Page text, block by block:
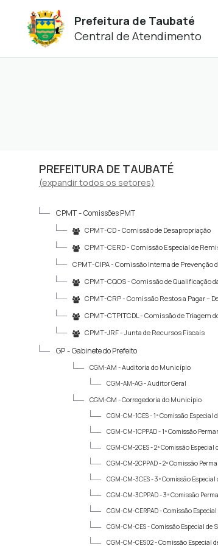
Prefeitura de Taubaté
Central de Atendimento
PREFEITURA DE TAUBATÉ
(expandirtodos os setores)
CPMT -Comissões PMT
CPMT-CD - Comissão de Desapropriação
CPMT-CERD - Comissão Especial de
CPMT-CIPA - Comissão Interna de Prevenção
CPMT-CQOS - Comissão de Qualificação
CPMT-CRP - Comissão Restos a Pagar –
CPMT-CTPITCDL - Comissão de Triagem
CPMT-JRF - Junta de Recursos Fiscais
GP -Gabinete do Prefeito
CGM-AM -Auditoria do Município
CGM-AM-AG -Auditor Geral
CGM-CM -Corregedoria do Município
CGM-CM-1CES -1ª Comissão Especial
CGM-CM-1CPPAD -1ª Comissão
CGM-CM-2CES -2ª Comissão Especial
CGM-CM-2CPPAD -2ª Comissão
CGM-CM-3CES -3ª Comissão
CGM-CM-3CPPAD -3ª Comissão
CGM-CM-CERPAD -Comissão
CGM-CM-CES -Comissão Especial de
CGM-CM-CES02 -Comissão Especial